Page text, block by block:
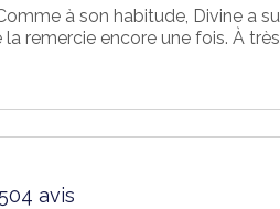
à son habitude, Divine a
la remercie encore une fois. À
avis